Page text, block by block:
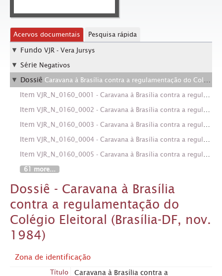
Acervos documentais Pesquisa rápida
Fundo VJR - Vera Jursys
Série Negativos
Dossiê Caravana à Brasília contra a regulamentação do Colégio Eleitoral (Brasília-DF, nov. 1984)
Item VJR_N_0160_0001 - Caravana à Brasília contra a regulamentação do Colégio Eleitoral (Brasília-DF, nov. 1984). Crédito: Vera Jursys
Item VJR_N_0160_0002 - Caravana à Brasília contra a regulamentação do Colégio Eleitoral (Brasília-DF, nov. 1984). Crédito: Vera Jursys
Item VJR_N_0160_0003 - Caravana à Brasília contra a regulamentação do Colégio Eleitoral (Brasília-DF, nov. 1984). Crédito: Vera Jursys
Item VJR_N_0160_0004 - Caravana à Brasília contra a regulamentação do Colégio Eleitoral (Brasília-DF, nov. 1984). Crédito: Vera Jursys
Item VJR_N_0160_0005 - Caravana à Brasília contra a regulamentação do Colégio Eleitoral (Brasília-DF, nov. 1984). Crédito: Vera Jursys
61 more...
Dossiê - Caravana à Brasília
contra a regulamentação do
Colégio Eleitoral (Brasília-DF, nov.
1984)
Zona de identificação
Título
Caravana à Brasília contra a